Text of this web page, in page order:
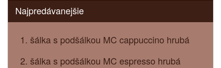
Najpredávanejšie
1. šálka s podšálkou MC cappuccino hrubá
2. šálka s podšálkou MC espresso hrubá